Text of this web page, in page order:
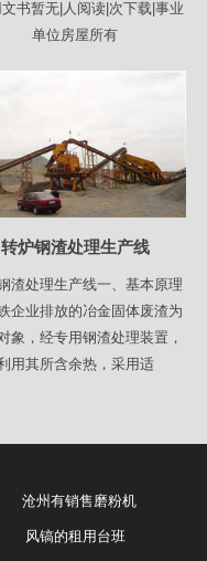
文书暂无|人阅读|次下载|事业
单位房屋所有
转炉钢渣处理生产线
渣处理生产线一、基本原理
企业排放的冶金固体废渣为
象，经专用钢渣处理装置，
用其所含余热，采用适
沧州有销售磨粉机
风镐的租用台班